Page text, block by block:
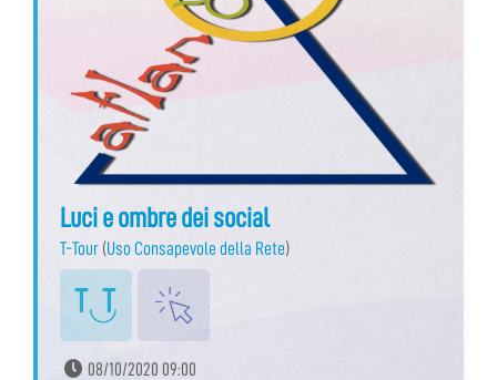
Luci e ombre dei social
T-Tour (Uso Consapevole della Rete)
08/10/2020 09:00